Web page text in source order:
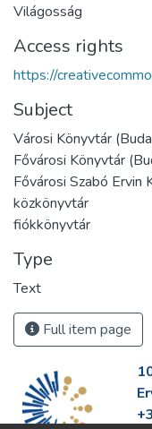
Világosság
Access rights
https://
Subject
Városi Könyvtár
Fővárosi Könyvtár
Fővárosi Szabó Ervin
közkönyvtár
fiókkönyvtár
Type
Text
Full item page